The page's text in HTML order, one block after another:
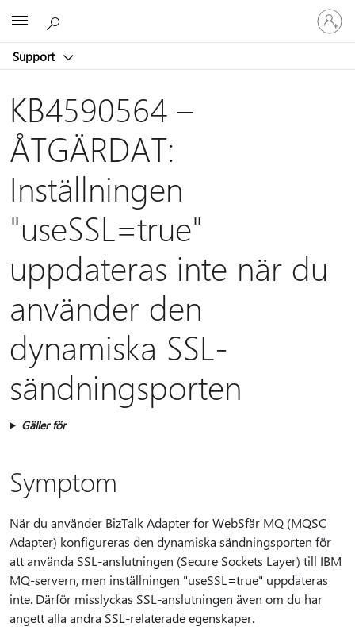
Support
Logga
in
på
konto
KB4590564 –
ÅTGÄRDAT:
Inställningen
"useSSL=true"
uppdateras inte när du
använder den
dynamiska SSL-
sändningsporten
Gäller för
Symptom
När du använder BizTalk Adapter for WebSfär MQ (MQSC
Adapter) konfigureras den dynamiska sändningsporten för
att använda SSL-anslutningen (Secure Sockets Layer) till IBM
MQ-servern, men inställningen "useSSL=true" uppdateras
inte. Därför misslyckas SSL-anslutningen även om du har
angett alla andra SSL-relaterade egenskaper.